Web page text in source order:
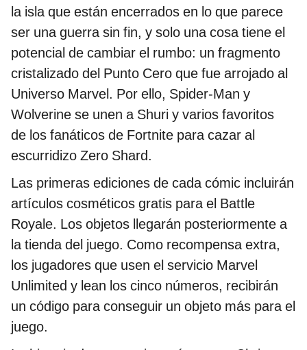
la isla que están encerrados en lo que parece
ser una guerra sin fin, y solo una cosa tiene el
potencial de cambiar el rumbo: un fragmento
cristalizado del Punto Cero que fue arrojado al
Universo Marvel. Por ello, Spider-Man y
Wolverine se unen a Shuri y varios favoritos
de los fanáticos de Fortnite para cazar al
escurridizo Zero Shard.
Las primeras ediciones de cada cómic incluirán
artículos cosméticos gratis para el Battle
Royale. Los objetos llegarán posteriormente a
la tienda del juego. Como recompensa extra,
los jugadores que usen el servicio Marvel
Unlimited y lean los cinco números, recibirán
un código para conseguir un objeto más para el
juego.